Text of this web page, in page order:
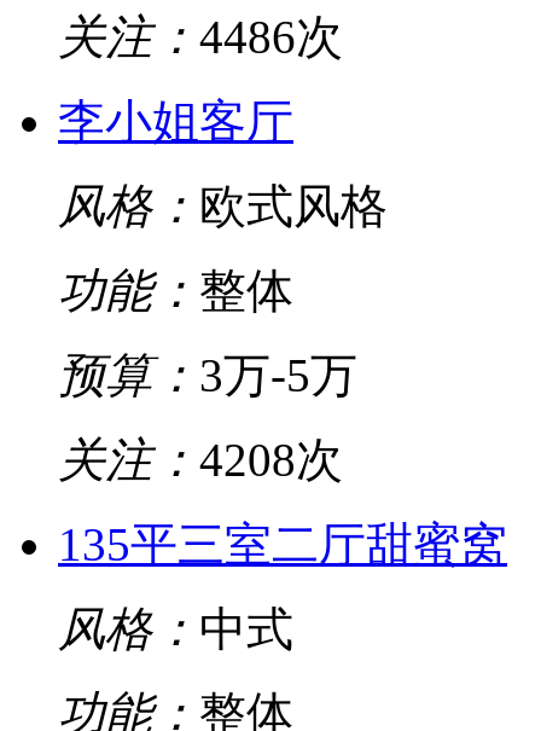
关注： 4486次
李小姐客厅
风格： 欧式风格
功能： 整体
预算： 3万-5万
关注： 4208次
135平三室二厅甜蜜窝
风格： 中式
功能： 整体